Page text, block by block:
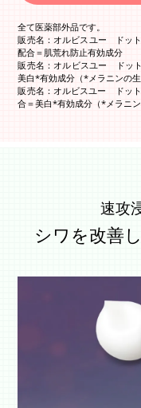
全て医薬部外品です。
販売名：オルビスユー ドッ
配合＝肌荒れ防止有効成分
販売名：オルビスユー ドッ
美白*有効成分（*メラニンの
販売名：オルビスユー ドッ
合＝美白*有効成分（*メラニ
速攻
シワを改善